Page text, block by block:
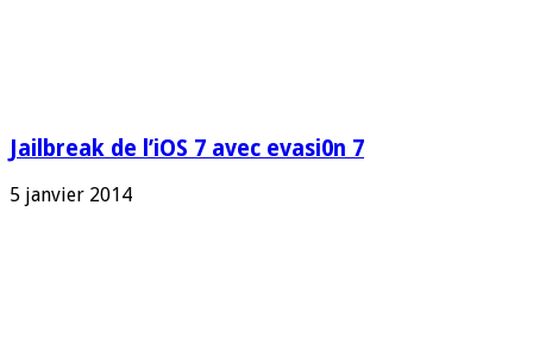
Jailbreak de l’iOS 7 avec evasi0n 7
5 janvier 2014